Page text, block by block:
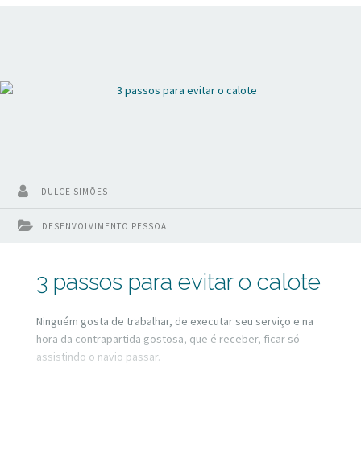
DESENVOLVIMENTO PESSOAL
DULCE SIMÕES
3 passos para evitar o calote
Ninguém gosta de trabalhar, de executar seu serviço e na
hora da contrapartida gostosa, que é receber, ficar só
assistindo o navio passar.